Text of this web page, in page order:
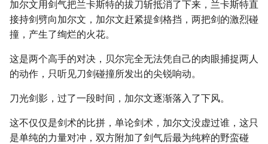
加尔文用剑气把兰卡斯特的拔刀斩抵消了下来，兰卡斯特直
接持剑劈向加尔文，加尔文赶紧提剑格挡，两把剑的激烈碰
撞，产生了绚烂的火花。
这是两个高手的对决，贝尔完全无法凭自己的肉眼捕捉两人
的动作，只听见刀剑碰撞所发出的尖锐响动。
刀光剑影，过了一段时间，加尔文逐渐落入了下风。
这不仅仅是剑术的比拼，单论剑术，加尔文没虚过谁，这只
是单纯的力量对冲，双方附加了剑气后最为纯粹的野蛮碰